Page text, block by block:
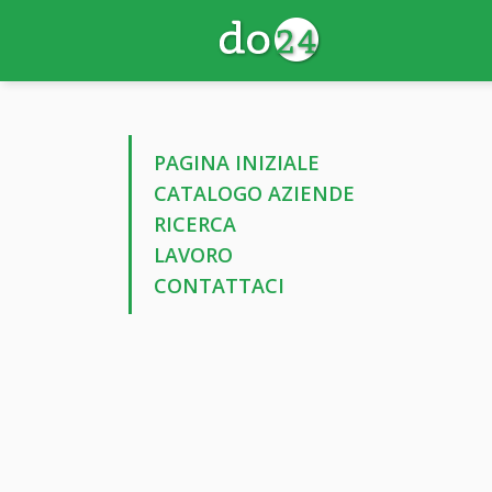
PAGINA INIZIALE
CATALOGO AZIENDE
RICERCA
LAVORO
CONTATTACI